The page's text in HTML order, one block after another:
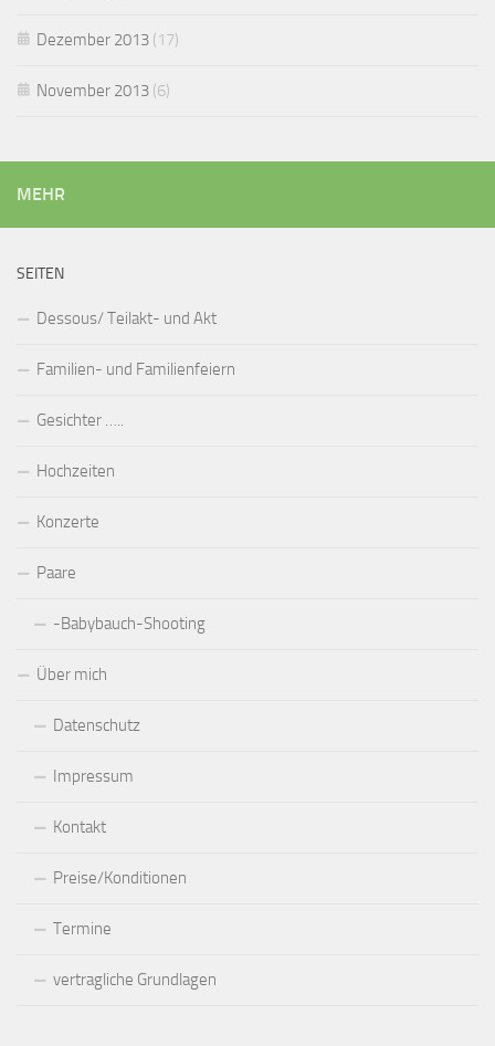
Dezember 2013 (17)
November 2013 (6)
MEHR
SEITEN
Dessous/ Teilakt- und Akt
Familien- und Familienfeiern
Gesichter …..
Hochzeiten
Konzerte
Paare
-Babybauch-Shooting
Über mich
Datenschutz
Impressum
Kontakt
Preise/Konditionen
Termine
vertragliche Grundlagen